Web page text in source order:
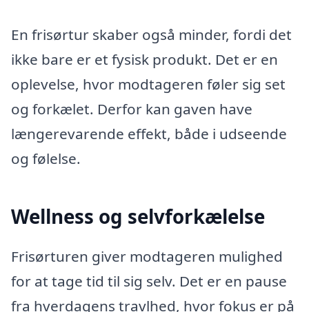
En frisørtur skaber også minder, fordi det
ikke bare er et fysisk produkt. Det er en
oplevelse, hvor modtageren føler sig set
og forkælet. Derfor kan gaven have
længerevarende effekt, både i udseende
og følelse.
Wellness og selvforkælelse
Frisørturen giver modtageren mulighed
for at tage tid til sig selv. Det er en pause
fra hverdagens travlhed, hvor fokus er på